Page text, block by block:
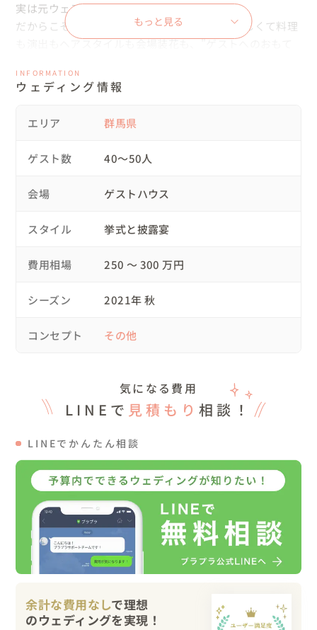
実は元ウェディングプランナーだった彼女。
だからこそ、とことん彼女らしくこだわって欲しくて料理
も演出もヘアスタイルも会場装花も、"ゲストへのおもて
かけて準備を進めていきました。
では白無垢へ。小物の色使いで彼女らしさを表現。
をより輝かせるエッセンスとなりました。
"結婚式を挙げて良かった！諦めないで良かった！"弾ける
でも心に残っています。
もっと見る
INFORMATION
ウェディング情報
エリア 群馬県
ゲスト数 40〜50人
会場 ゲストハウス
スタイル 挙式と披露宴
費用相場 250 〜 300 万円
シーズン 2021年 秋
コンセプト その他
気になる費用
LINEで 見積もり 相談！
LINEでかんたん相談
余計な費用なしで理想